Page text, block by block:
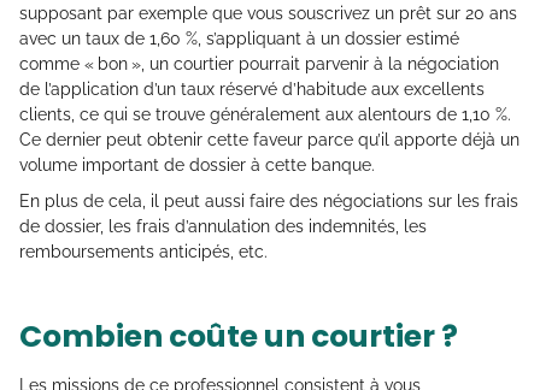
supposant par exemple que vous souscrivez un prêt sur 20 ans
avec un taux de 1,60 %, s’appliquant à un dossier estimé
comme « bon », un courtier pourrait parvenir à la négociation
de l’application d’un taux réservé d’habitude aux excellents
clients, ce qui se trouve généralement aux alentours de 1,10 %.
Ce dernier peut obtenir cette faveur parce qu’il apporte déjà un
volume important de dossier à cette banque.
En plus de cela, il peut aussi faire des négociations sur les frais
de dossier, les frais d’annulation des indemnités, les
remboursements anticipés, etc.
Combien coûte un courtier ?
Les missions de ce professionnel consistent à vous